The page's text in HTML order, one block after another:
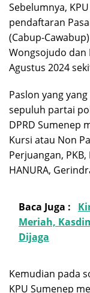
Sebelumnya,
pendaftaran
(Cabup-
Wongsojudo dan
Agustus 2024
Paslon yang
sepuluh partai
DPRD Sumenep
Kursi atau Non
Perjuangan, PKB,
HANURA,
Baca Juga :
Meriah,
Dijaga
Kemudian pada
KPU Sumenep